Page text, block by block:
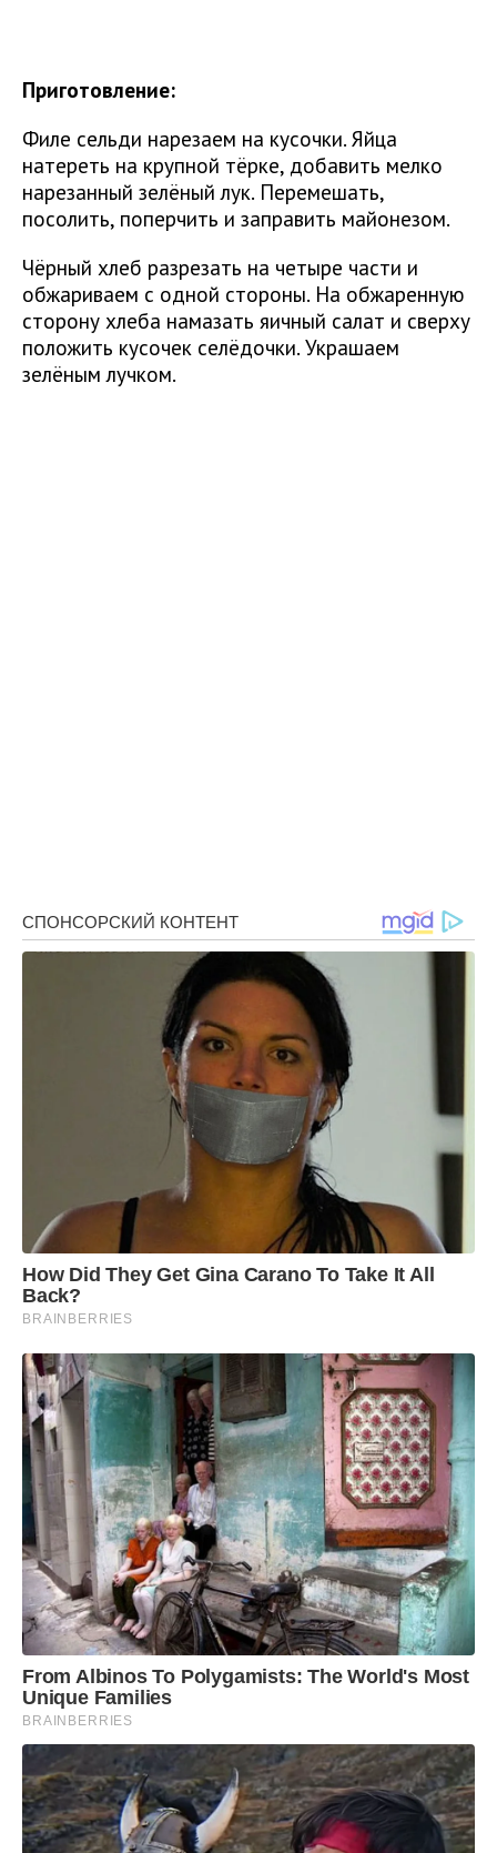
Приготовление:
Филе сельди нарезаем на кусочки. Яйца
натереть на крупной тёрке, добавить мелко
нарезанный зелёный лук. Перемешать,
посолить, поперчить и заправить майонезом.
Чёрный хлеб разрезать на четыре части и
обжариваем с одной стороны. На обжаренную
сторону хлеба намазать яичный салат и сверху
положить кусочек селёдочки. Украшаем
зелёным лучком.